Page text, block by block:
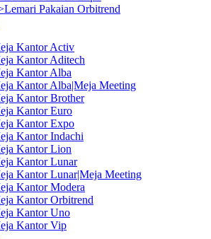
Pakaian Orbitrend
Kantor Activ
Kantor Aditech
Kantor Alba
Kantor Alba|Meja Meeting
Kantor Brother
Kantor Euro
Kantor Expo
Kantor Indachi
Kantor Lion
Kantor Lunar
Kantor Lunar|Meja Meeting
Kantor Modera
Kantor Orbitrend
Kantor Uno
Kantor Vip